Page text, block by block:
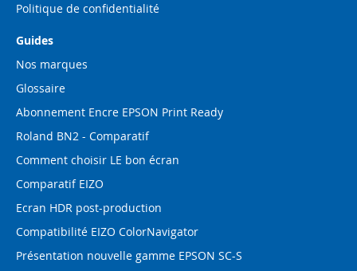
Politique de confidentialité
Guides
Nos marques
Glossaire
Abonnement Encre EPSON Print Ready
Roland BN2 - Comparatif
Comment choisir LE bon écran
Comparatif EIZO
Ecran HDR post-production
Compatibilité EIZO ColorNavigator
Présentation nouvelle gamme EPSON SC-S